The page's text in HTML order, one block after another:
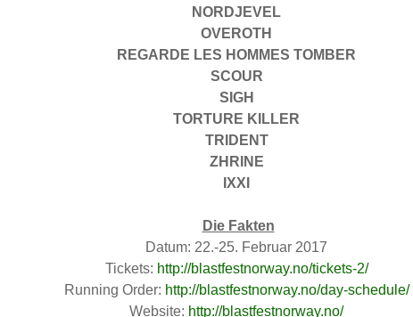
NORDJEVEL
OVEROTH
REGARDE LES HOMMES TOMBER
SCOUR
SIGH
TORTURE KILLER
TRIDENT
ZHRINE
IXXI
Die Fakten
Datum: 22.-25. Februar 2017
Tickets: http://blastfestnorway.no/tickets-2/
Running Order: http://blastfestnorway.no/day-schedule/
Website: http://blastfestnorway.no/